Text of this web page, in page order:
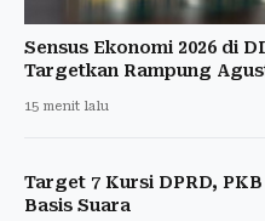
Sensus Ekonomi 2026 di
Targetkan Rampung
15 menit lalu
Target 7 Kursi DPRD,
Basis Suara